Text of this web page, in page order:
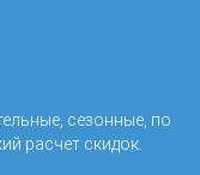
сезонные, по
расчет скидок.